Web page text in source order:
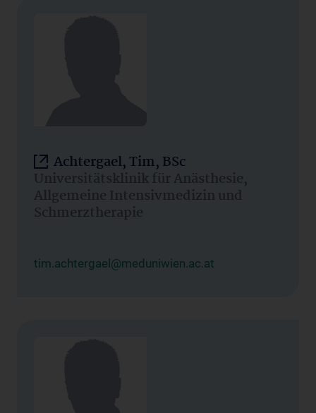
Achtergael, Tim, BSc
Universitätsklinik für Anästhesie,
Allgemeine Intensivmedizin und
Schmerztherapie
tim.achtergael@meduniwien.ac.at